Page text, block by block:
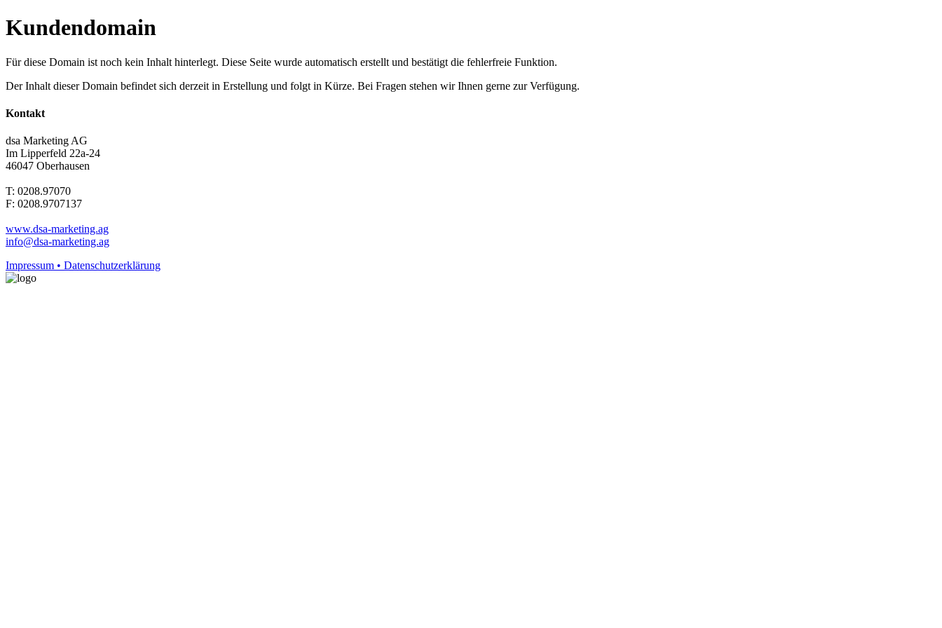
Kundendomain
Für diese Domain ist noch kein Inhalt hinterlegt. Diese Seite wurde automatisch erstellt und bestätigt die fehlerfreie Funktion.
Der Inhalt dieser Domain befindet sich derzeit in Erstellung und folgt in Kürze. Bei Fragen stehen wir Ihnen gerne zur Verfügung.
Kontakt
dsa Marketing AG
Im Lipperfeld 22a-24
46047 Oberhausen
T: 0208.97070
F: 0208.9707137
www.dsa-marketing.ag
info@dsa-marketing.ag
Impressum • Datenschutzerklärung